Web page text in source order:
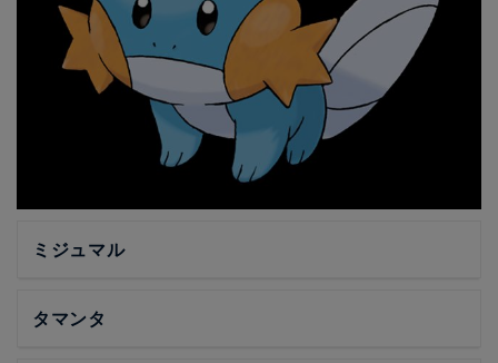
ミジュマル
タマンタ